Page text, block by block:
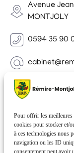
Pour offrir les meilleures
cookies pour stocker et/
à ces technologies nous
navigation ou les ID
consentement peut avoir
Avenue
MONTJOLY
0594 35 90
Newsletter
nouvelles de